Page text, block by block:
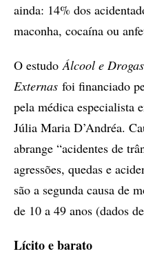
ainda: 14% dos
maconha, cocaína ou
O estudo Álcool e
Externas foi financiado
pela médica especialista
Júlia Maria D’Andréa.
abrange “acidentes de
agressões, quedas e
são a segunda causa de
de 10 a 49 anos (dados
Lícito e barato